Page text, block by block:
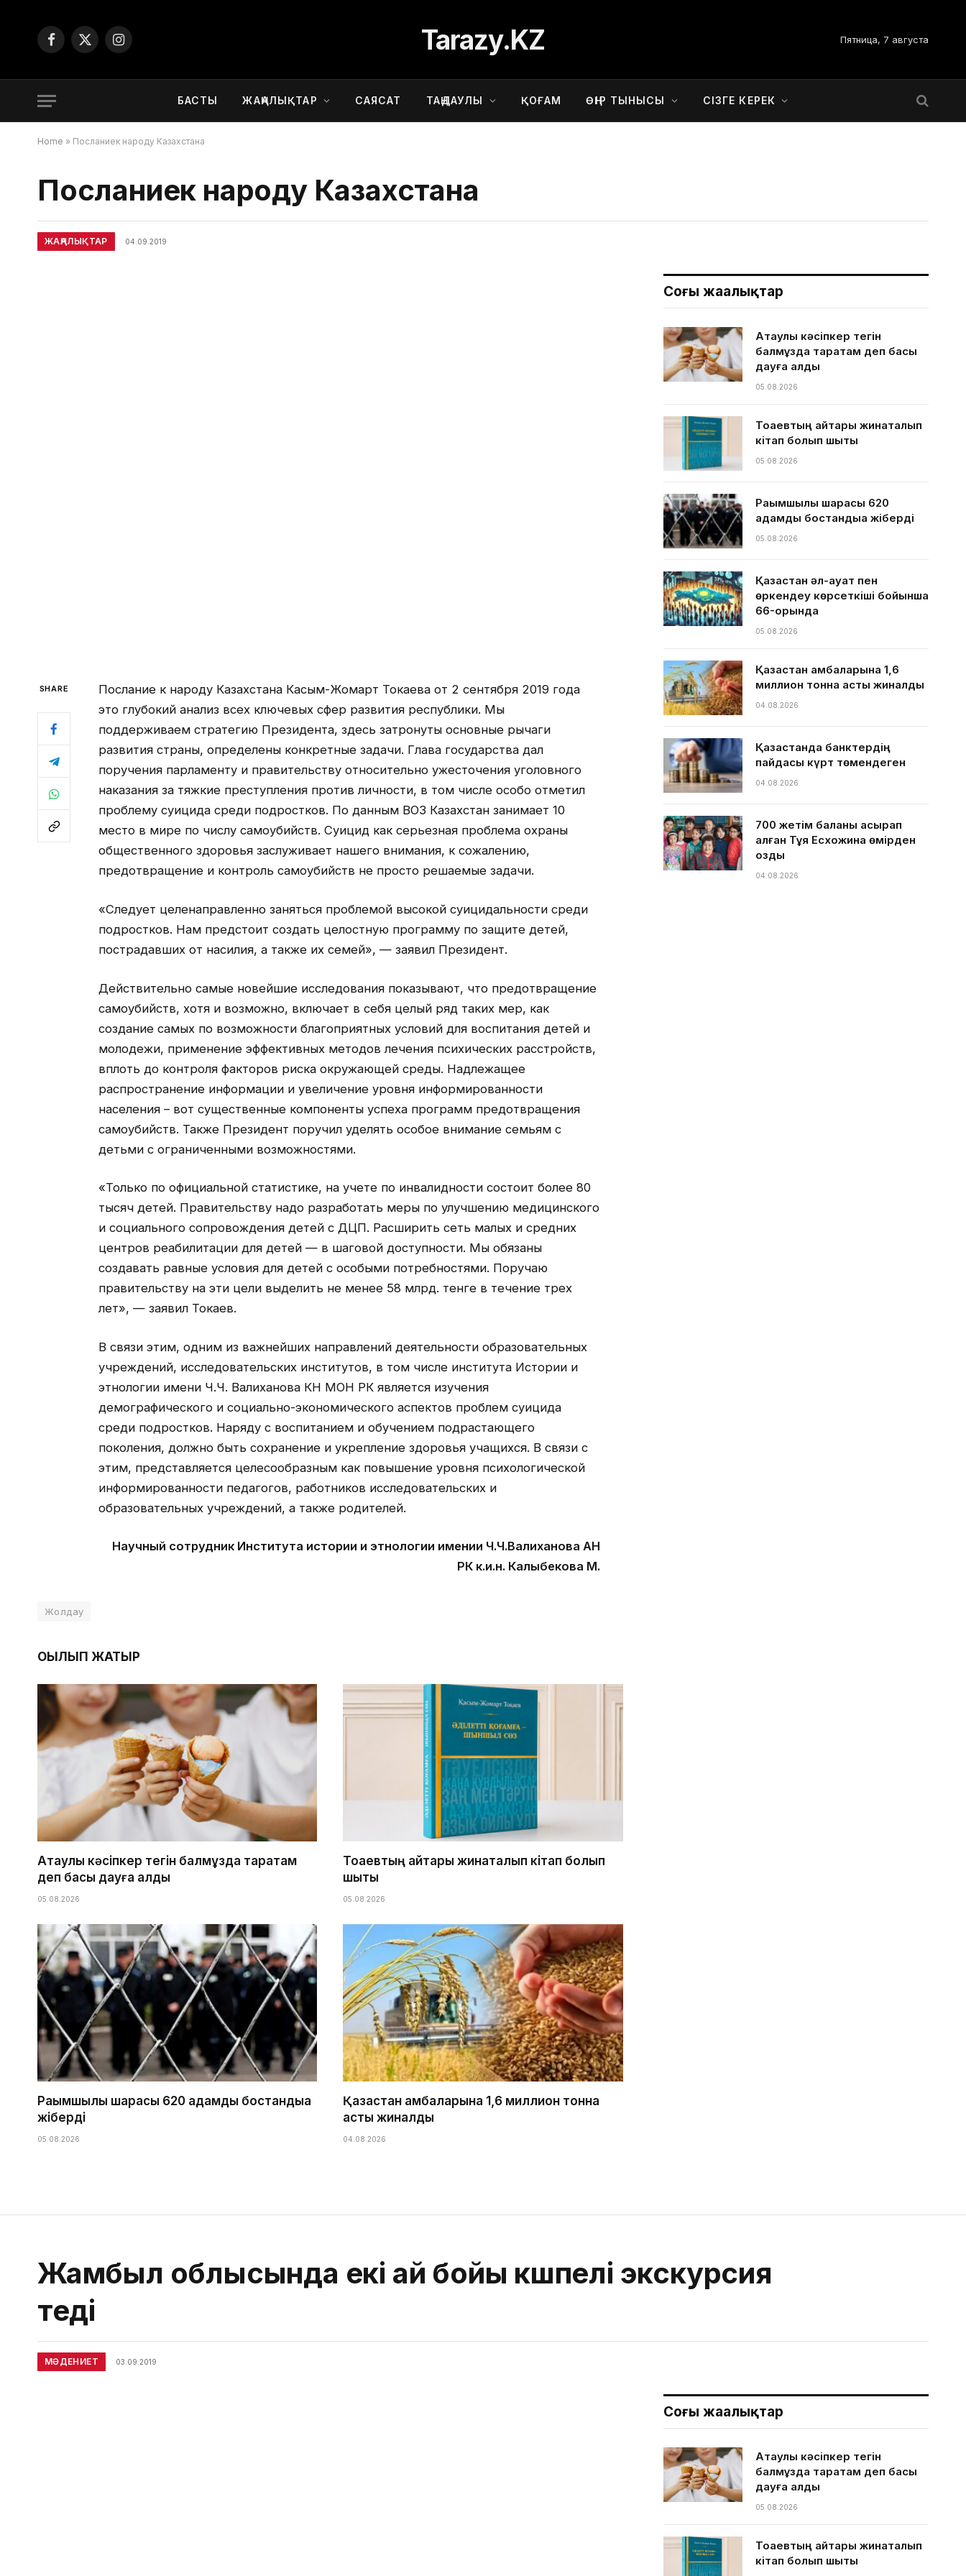
Facebook
X
Instagram Tarazy.KZ Пятница, 7 августа
БАСТЫ ЖАҢАЛЫҚТАР САЯСАТ ТАҢДАУЛЫ ҚОҒАМ ӨҢІР ТЫНЫСЫ СІЗГЕ КЕРЕК
Home » Посланиек народу Казахстана
Посланиек народу Казахстана
ЖАҢАЛЫҚТАР 04.09.2019
SHARE
Послание к народу Казахстана Касым-Жомарт Токаева от 2 сентября 2019 года
это глубокий анализ всех ключевых сфер развития республики. Мы
поддерживаем стратегию Президента, здесь затронуты основные рычаги
развития страны, определены конкретные задачи. Глава государства дал
поручения парламенту и правительству относительно ужесточения уголовного
наказания за тяжкие преступления против личности, в том числе особо отметил
проблему суицида среди подростков. По данным ВОЗ Казахстан занимает 10
место в мире по числу самоубийств. Суицид как серьезная проблема охраны
общественного здоровья заслуживает нашего внимания, к сожалению,
предотвращение и контроль самоубийств не просто решаемые задачи.
«Следует целенаправленно заняться проблемой высокой суицидальности среди
подростков. Нам предстоит создать целостную программу по защите детей,
пострадавших от насилия, а также их семей», — заявил Президент.
Действительно самые новейшие исследования показывают, что предотвращение
самоубийств, хотя и возможно, включает в себя целый ряд таких мер, как
создание самых по возможности благоприятных условий для воспитания детей и
молодежи, применение эффективных методов лечения психических расстройств,
вплоть до контроля факторов риска окружающей среды. Надлежащее
распространение информации и увеличение уровня информированности
населения – вот существенные компоненты успеха программ предотвращения
самоубийств. Также Президент поручил уделять особое внимание семьям с
детьми с ограниченными возможностями.
«Только по официальной статистике, на учете по инвалидности состоит более 80
тысяч детей. Правительству надо разработать меры по улучшению медицинского
и социального сопровождения детей с ДЦП. Расширить сеть малых и средних
центров реабилитации для детей — в шаговой доступности. Мы обязаны
создавать равные условия для детей с особыми потребностями. Поручаю
правительству на эти цели выделить не менее 58 млрд. тенге в течение трех
лет», — заявил Токаев.
В связи этим, одним из важнейших направлений деятельности образовательных
учреждений, исследовательских институтов, в том числе института Истории и
этнологии имени Ч.Ч. Валиханова КН МОН РК является изучения
демографического и социально-экономического аспектов проблем суицида
среди подростков. Наряду с воспитанием и обучением подрастающего
поколения, должно быть сохранение и укрепление здоровья учащихся. В связи с
этим, представляется целесообразным как повышение уровня психологической
информированности педагогов, работников исследовательских и
образовательных учреждений, а также родителей.
Научный сотрудник Института истории и этнологии имении Ч.Ч.Валиханова АН
РК к.и.н. Калыбекова М.
Жолдау
ОҚЫЛЫП ЖАТЫР
Ақтаулық кәсіпкер тегін балмұздақ таратам
деп басы дауға қалды
05.08.2026
Тоқаевтың айтқары жинақталып кітап болып
шықты
05.08.2026
Рақымшылық шарасы 620 адамды бостандыққа
жіберді
05.08.2026
Қазақстан қамбаларына 1,6 миллион тонна
астық жиналды
04.08.2026
Соңғы жаңалықтар
Ақтаулық кәсіпкер тегін
балмұздақ таратам деп басы
дауға қалды
05.08.2026
Тоқаевтың айтқары жинақталып
кітап болып шықты
05.08.2026
Рақымшылық шарасы 620
адамды бостандыққа жіберді
05.08.2026
Қазақстан әл-ауқат пен
өркендеу көрсеткіші бойынша
66-орында
05.08.2026
Қазақстан қамбаларына 1,6
миллион тонна астық жиналды
04.08.2026
Қазақстанда банктердің
пайдасы күрт төмендеген
04.08.2026
700 жетім баланы асырап
алған Тұяқ Есхожина өмірден
озды
04.08.2026
Жамбыл облысында екі ай бойы көшпелі экскурсия
өтеді
МӘДЕНИЕТ 03.09.2019
Соңғы жаңалықтар
Ақтаулық кәсіпкер тегін
балмұздақ таратам деп басы
дауға қалды
05.08.2026
Тоқаевтың айтқары жинақталып
кітап болып шықты